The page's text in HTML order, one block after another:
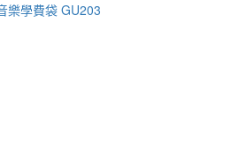
樂學費袋 GU203